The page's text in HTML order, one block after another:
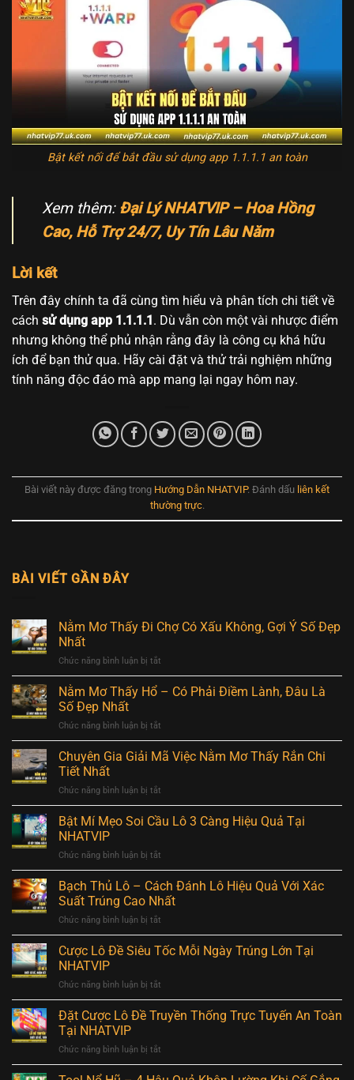
Bật kết nối để bắt đầu sử dụng app 1.1.1.1 an toàn
Xem thêm: Đại Lý NHATVIP – Hoa Hồng
Cao, Hỗ Trợ 24/7, Uy Tín Lâu Năm
Lời kết
Trên đây chính ta đã cùng tìm hiểu và phân tích chi tiết về
cách sử dụng app 1.1.1.1. Dù vẫn còn một vài nhược điểm
nhưng không thể phủ nhận rằng đây là công cụ khá hữu
ích để bạn thử qua. Hãy cài đặt và thử trải nghiệm những
tính năng độc đáo mà app mang lại ngay hôm nay.
Bài viết này được đăng trong Hướng Dẫn NHATVIP. Đánh dấu liên kết
thường trực.
BÀI VIẾT GẦN ĐÂY
Nằm Mơ Thấy Đi Chợ Có Xấu Không, Gợi Ý Số Đẹp
Nhất
Chức năng bình luận bị tắt
Nằm
Mơ
Có
Xấu
Số
Đẹp
Nằm Mơ Thấy Hổ – Có Phải Điềm Lành, Đâu Là
Số Đẹp Nhất
Chức năng bình luận bị tắt
Nằm
Mơ
Có
Phải
Là
Số
Đẹp
Chuyên Gia Giải Mã Việc Nằm Mơ Thấy Rắn Chi
Tiết Nhất
Chức năng bình luận bị tắt
Chuyên
Gia
Nằm
Mơ
Thấy
Tiết
Nhất
Bật Mí Mẹo Soi Cầu Lô 3 Càng Hiệu Quả Tại
NHATVIP
Chức năng bình luận bị tắt
Bật
Mí
Mẹo
Lô
3
Tại
NHATVIP
Bạch Thủ Lô – Cách Đánh Lô Hiệu Quả Với Xác
Suất Trúng Cao Nhất
Chức năng bình luận bị tắt
Bạch
Thủ
Đánh
Lô
Xác
Cược Lô Đề Siêu Tốc Mỗi Ngày Trúng Lớn Tại
NHATVIP
Chức năng bình luận bị tắt
Cược
Lô
Đề
Mỗi
Đặt Cược Lô Đề Truyền Thống Trực Tuyến An Toàn
Tại NHATVIP
Chức năng bình luận bị tắt
Đặt
Cược